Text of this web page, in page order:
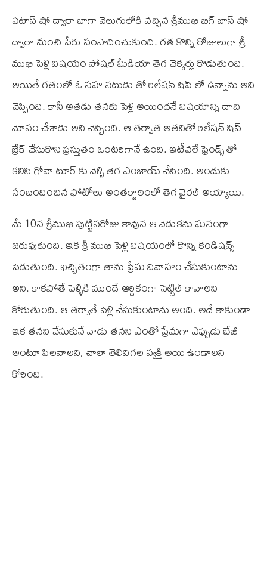
పటాస్ షో ద్వారా బాగా వెలుగులోకి వచ్చిన శ్రీముఖి బిగ్ బాస్ షో
ద్వారా మంచి పేరు సంపాదించుకుంది. గత కొన్ని రోజులుగా శ్రీ
ముఖి పెళ్లి విషయం సోషల్ మీడియా తెగ చెక్కర్లు కొడుతుంది.
అయితే గతంలో ఓ సహ నటుడు తో రిలేషన్ షిప్ లో ఉన్నాను అని
చెప్పింది. కానీ అతడు తనకు పెళ్లి అయిందనే విషయాన్ని దాచి
మోసం చేశాడు అని చెప్పింది. ఆ తర్వాత అతనితో రిలేషన్ షిప్
బ్రేక్ చేసుకొని ప్రస్తుతం ఒంటరిగానే ఉంది. ఇటీవలే ఫ్రెండ్స్ తో
కలిసి గోవా టూర్ కు వెళ్ళి తెగ ఎంజాయ్ చేసింది. అందుకు
సంబందించిన ఫోటోలు అంతర్జాలంలో తెగ వైరల్ అయ్యాయి.
మే 10న శ్రీముఖి పుట్టినరోజు కావున ఆ వెడుకను ఘనంగా
జరుపుకుంది. ఇక శ్రీ ముఖి పెళ్లి విషయంలో కొన్ని కండిషన్స్
పెడుతుంది. ఖచ్చితంగా తాను ప్రేమ వివాహం చేసుకుంటాను
అని. కాకపోతే పెళ్ళికి ముందే ఆర్థికంగా సెట్టిల్ కావాలని
కోరుతుంది. ఆ తర్వాతే పెళ్లి చేసుకుంటాను అంది. అదే కాకుండా
ఇక తనని చేసుకునే వాడు తనని ఎంతో ప్రేమగా ఎప్పుడు బేబీ
అంటూ పిలవాలని, చాలా తెలివిగల వ్యక్తి అయి ఉండాలని
కోరింది.